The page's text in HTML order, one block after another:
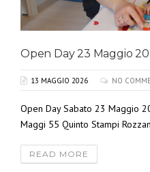
Open Day 23 Maggio
13 MAGGIO 2026 NO
Open Day Sabato 23 Maggio
Maggi 55 Quinto Stampi
READ MORE